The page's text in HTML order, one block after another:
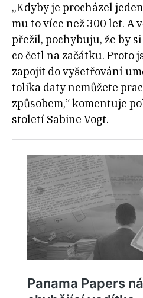
„Kdyby je procházel
mu to více než 300 let. A
přežil, pochybuju, že by
co četl na začátku. Proto
zapojit do vyšetřování
tolika daty nemůžete
způsobem,“ komentuje
století Sabine Vogt.